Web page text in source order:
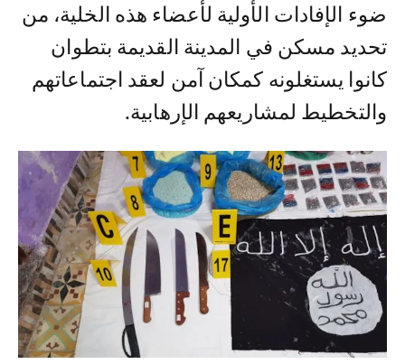
ضوء الإفادات الأولية لأعضاء هذه الخلية، من
تحديد مسكن في المدينة القديمة بتطوان
كانوا يستغلونه كمكان آمن لعقد اجتماعاتهم
والتخطيط لمشاريعهم الإرهابية.